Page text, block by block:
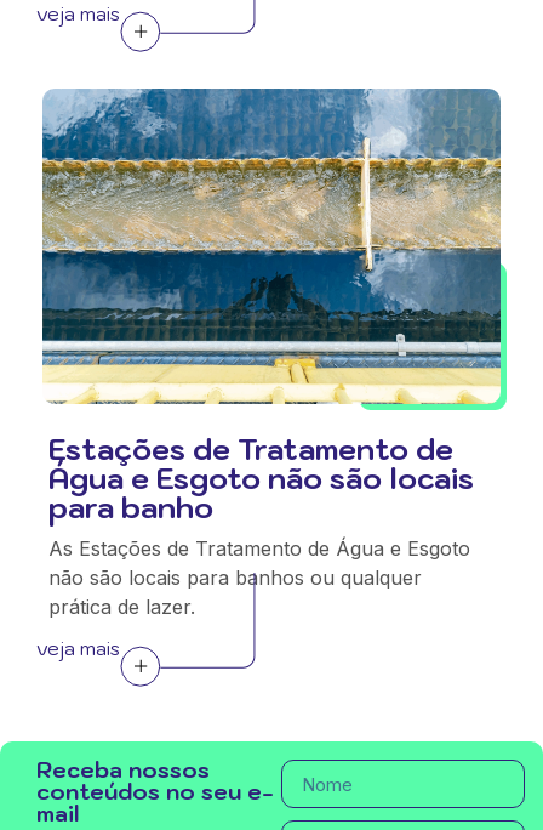
veja mais
Estações de Tratamento de
Água e Esgoto não são locais
para banho
As Estações de Tratamento de Água e Esgoto
não são locais para banhos ou qualquer
prática de lazer.
veja mais
Receba nossos
conteúdos no seu e-
mail